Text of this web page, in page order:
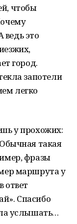
чтобы
это
город.
запотели
легко
у прохожих:
такая
фразы
маршрута у
ответ
Спасибо
услышать…